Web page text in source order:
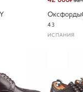
Оксфорды
43
ИСПАНИЯ